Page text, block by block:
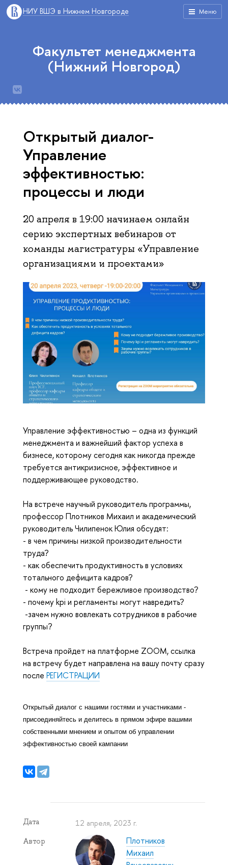
Меню
НИУ ВШЭ в Нижнем Новгороде
Факультет менеджмента
(Нижний Новгород)
Открытый диалог-
Управление
эффективностью:
процессы и люди
20 апреля в 19:00 начинаем онлайн
серию экспертных вебинаров от
команды магистратуры «Управление
организациями и проектами»
Управление эффективностью – одна из функций
менеджмента и важнейший фактор успеха в
бизнесе, которому сегодня как никогда прежде
требуется антикризисное, эффективное и
поддерживающее руководство.
На встрече научный руководитель программы,
профессор Плотников Михаил и академический
руководитель Чилипенок Юлия обсудят:
- в чем причины низкой производительности
труда?
- как обеспечить продуктивность в условиях
тотального дефицита кадров?
- кому не подходит бережливое производство?
- почему kpi и регламенты могут навредить?
группы?
Встреча пройдет на платформе ZOOM, ссылка
на встречу будет направлена на вашу почту сразу
после РЕГИСТРАЦИИ
Открытый диалог с нашими гостями и участниками -
присоединяйтесь и делитесь в прямом эфире вашими
собственными мнением и опытом об управлении
эффективностью своей кампании
Дата 12 апреля, 2023 г.
Автор
Плотников
Михаил